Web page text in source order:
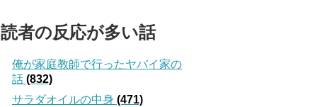
読者の反応が多い話
俺が家庭教師で行ったヤバイ家の
話 (832)
サラダオイルの中身 (471)